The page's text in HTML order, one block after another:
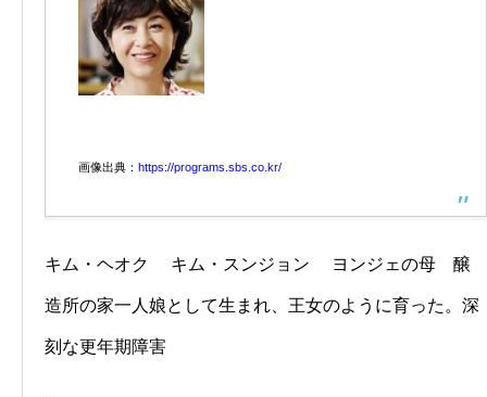
画像出典： https://programs.sbs.co.kr/
キム・ヘオク キム・スンジョン ヨンジェの母 醸
造所の家一人娘として生まれ、王女のように育った。深
刻な更年期障害